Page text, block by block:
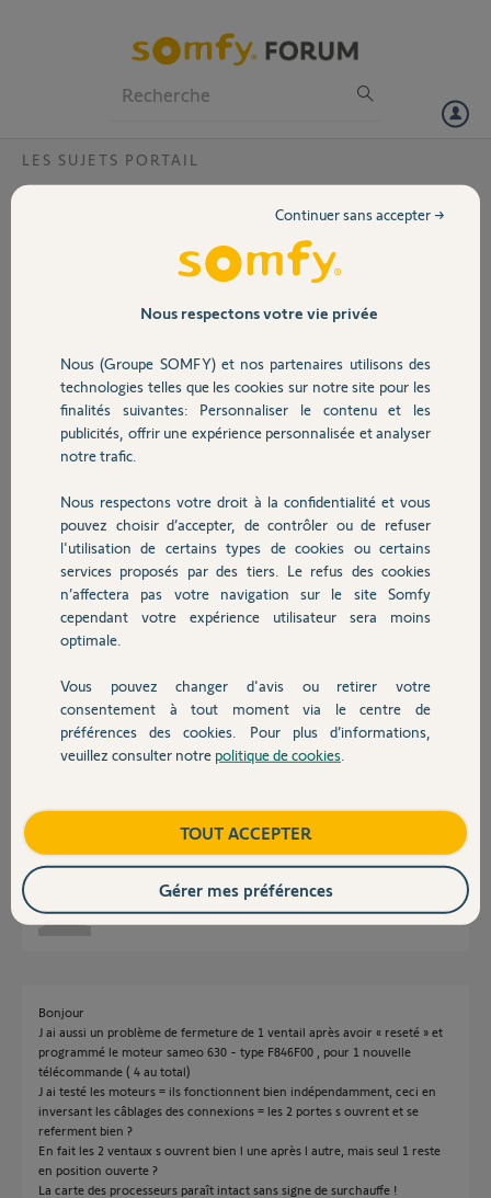
Volet
Sécurité
Domotique
Chauffage
Autres produits
Devis avec un pro
Contact
LES SUJETS PORTAIL
Fermeture d'un seul vantail?
ce matin en fermant mon portail un seul vantail s'est fermé au lieu
des deux comme d'habitude.Je l'ai débrayé pour fermer le second .
Après avoir consulté votre site j'ai fait une mise à zéro du programme
puis re paramétrer ma télécommande.
Je vous demande comment m'en sortirSVP?
Cordialement
Mon produit un Passeo 630 Axovia
Pierre T.
il y a presque 2 ans
Participer au fil de discussion
Boitier en défaut.
A faire économiquement réparer ou à changer.
Ici pour un neufhttps://boutique.somfy.fr/kit-remplacement-
Bonne journée
Anonyme il y a presque 2 ans
Bonjour
J ai aussi un problème de fermeture de 1 ventail après avoir « reseté » et
programmé le moteur sameo 630 - type F846F00 , pour 1 nouvelle
télécommande ( 4 au total)
J ai testé les moteurs = ils fonctionnent bien indépendamment, ceci en
inversant les câblages des connexions = les 2 portes s ouvrent et se
referment bien ?
En fait les 2 ventaux s ouvrent bien l une après l autre, mais seul 1 reste
en position ouverte ?
La carte des processeurs paraît intact sans signe de surchauffe !
Nous respectons votre vie privée
Nous (Groupe SOMFY) et nos partenaires utilisons des
technologies telles que les cookies sur notre site pour les
finalités suivantes: Personnaliser le contenu et les
publicités, offrir une expérience personnalisée et analyser
notre trafic.
Nous respectons votre droit à la confidentialité et vous
pouvez choisir d’accepter, de contrôler ou de refuser
l'utilisation de certains types de cookies ou certains
services proposés par des tiers. Le refus des cookies
n’affectera pas votre navigation sur le site Somfy
cependant votre expérience utilisateur sera moins
optimale.
Vous pouvez changer d'avis ou retirer votre
consentement à tout moment via le centre de
préférences des cookies. Pour plus d’informations,
veuillez consulter notre politique de cookies
Continuer sans accepter →
TOUT ACCEPTER
Gérer mes préférences